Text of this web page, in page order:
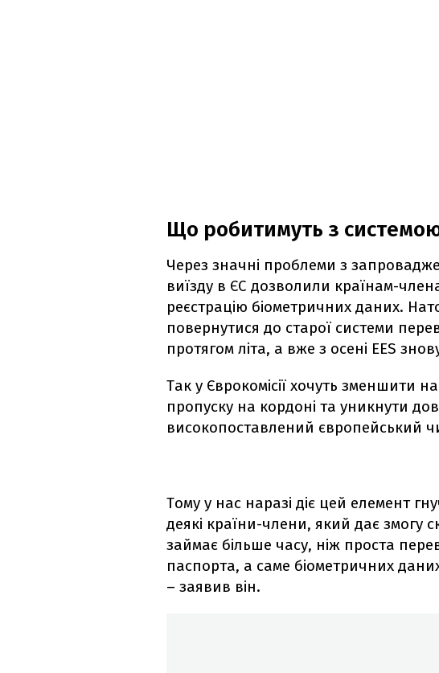
Що робитимуть з системою
Через значні проблеми з
виїзду в ЄС дозволили країнам-
реєстрацію біометричних даних.
повернутися до старої системи
протягом літа, а вже з осені EES
Так у Єврокомісії хочуть зменшити
пропуску на кордоні та уникнути
високопоставлений європейський
Тому у нас наразі діє цей елемент
деякі країни-члени, який дає змогу
займає більше часу, ніж проста
паспорта, а саме біометричних
– заявив він.